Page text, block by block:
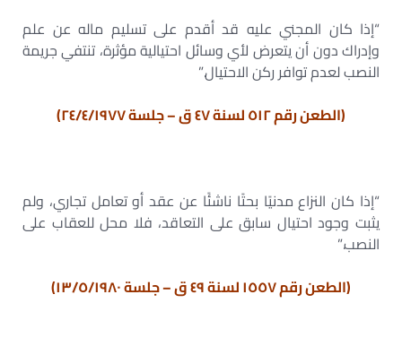
“إذا كان المجني عليه قد أقدم على تسليم ماله عن علم
وإدراك دون أن يتعرض لأي وسائل احتيالية مؤثرة، تنتفي جريمة
النصب لعدم توافر ركن الاحتيال.”
(الطعن رقم ٥١٢ لسنة ٤٧ ق – جلسة ٢٤/٤/١٩٧٧)
“إذا كان النزاع مدنيًا بحتًا ناشئًا عن عقد أو تعامل تجاري، ولم
يثبت وجود احتيال سابق على التعاقد، فلا محل للعقاب على
النصب.”
(الطعن رقم ١٥٥٧ لسنة ٤٩ ق – جلسة ١٣/٥/١٩٨٠)